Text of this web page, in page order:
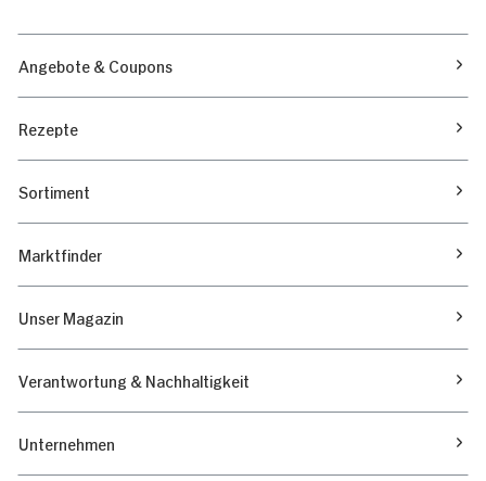
Angebote & Coupons
Rezepte
Sortiment
Marktfinder
Unser Magazin
Verantwortung & Nachhaltigkeit
Unternehmen